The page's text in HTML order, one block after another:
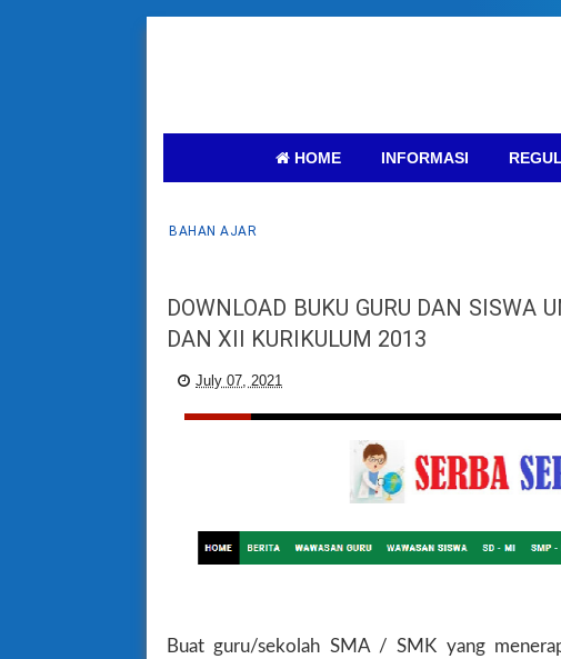
HOME INFORMASI
BAHAN AJAR
DOWNLOAD BUKU GURU DAN SISWA
DAN XII KURIKULUM 2013
July 07, 2021
Buat guru/sekolah SMA / SMK yang